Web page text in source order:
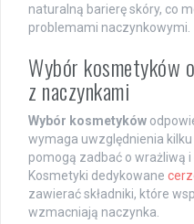
naturalną barierę skóry, co
problemami naczynkowymi.
Wybór kosmetyków
z naczynkami
Wybór kosmetyków
wymaga uwzględnienia
pomogą zadbać o wrażliwą
Kosmetyki dedykowane
zawierać składniki, które
wzmacniają naczynka.